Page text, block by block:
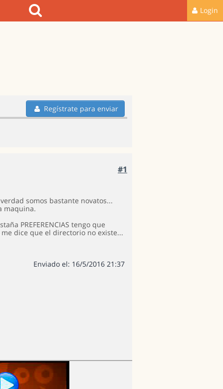
Login
Regístrate para enviar
#1
somos bastante novatos...
maquina.
PREFERENCIAS tengo que
dice que el directorio no existe...
Enviado el: 16/5/2016 21:37